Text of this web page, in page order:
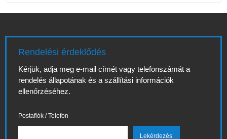
Rendelési érdeklődés
Kérjük, adja meg e-mail címét vagy telefonszámát a
rendelés állapotának és a szállítási információk
ellenőrzéséhez.
Postafiók / Telefon